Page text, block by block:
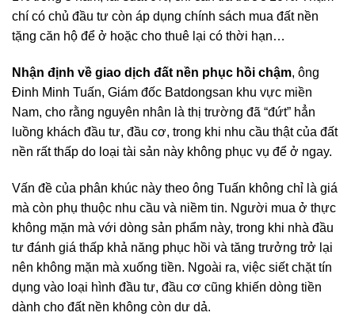
chí có chủ đầu tư còn áp dụng chính sách mua đất nền
tặng căn hộ để ở hoặc cho thuê lại có thời hạn…
Nhận định về giao dịch đất nền phục hồi chậm, ông
Đinh Minh Tuấn, Giám đốc Batdongsan khu vực miền
Nam, cho rằng nguyên nhân là thị trường đã “đứt” hẳn
luồng khách đầu tư, đầu cơ, trong khi nhu cầu thật của đất
nền rất thấp do loại tài sản này không phục vụ để ở ngay.
Vấn đề của phân khúc này theo ông Tuấn không chỉ là giá
mà còn phụ thuộc nhu cầu và niềm tin. Người mua ở thực
không mặn mà với dòng sản phẩm này, trong khi nhà đầu
tư đánh giá thấp khả năng phục hồi và tăng trưởng trở lại
nên không mặn mà xuống tiền. Ngoài ra, việc siết chặt tín
dụng vào loại hình đầu tư, đầu cơ cũng khiến dòng tiền
dành cho đất nền không còn dư dả.